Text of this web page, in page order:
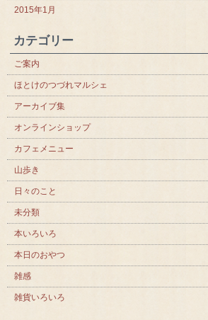
2015年1月
カテゴリー
ご案内
ほとけのつづれマルシェ
アーカイブ集
オンラインショップ
カフェメニュー
山歩き
日々のこと
未分類
本いろいろ
本日のおやつ
雑感
雑貨いろいろ